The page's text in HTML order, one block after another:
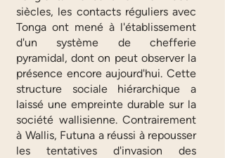
siècles, les contacts réguliers avec
Tonga ont mené à l'établissement
d'un système de chefferie
pyramidal, dont on peut observer la
présence encore aujourd'hui. Cette
structure sociale hiérarchique a
laissé une empreinte durable sur la
société wallisienne. Contrairement
à Wallis, Futuna a réussi à repousser
les tentatives d'invasion des